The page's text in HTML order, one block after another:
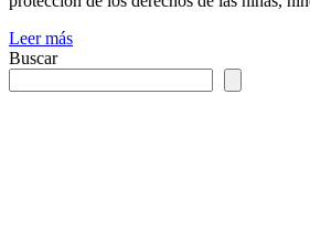
Leer más
Buscar